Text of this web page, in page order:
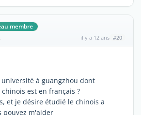
membre
il y a 12 ans #20
à guangzhou dont
est en français ?
et je désire étudié le chinois a
pouvez m'aider